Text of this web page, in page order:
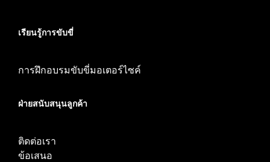
เรียนรู้การขับขี่
การฝึกอบรมขับขี่มอเตอร์ไซค์
ฝ่ายสนับสนุนลูกค้า
ติดต่อเรา
ข้อเสนอ